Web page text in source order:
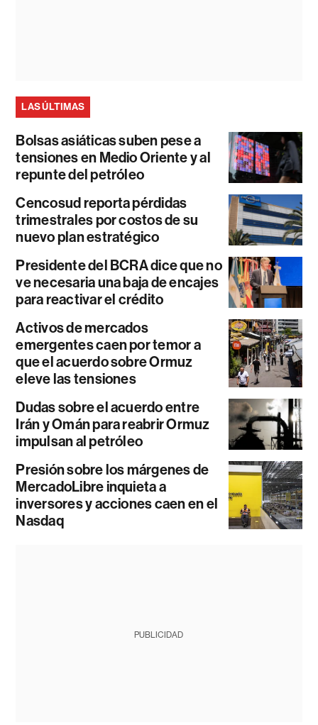
LAS ÚLTIMAS
Bolsas asiáticas suben pese a
tensiones en Medio Oriente y al
repunte del petróleo
Cencosud reporta pérdidas
trimestrales por costos de su
nuevo plan estratégico
Presidente del BCRA dice que no
ve necesaria una baja de encajes
para reactivar el crédito
Activos de mercados
emergentes caen por temor a
que el acuerdo sobre Ormuz
eleve las tensiones
Dudas sobre el acuerdo entre
Irán y Omán para reabrir Ormuz
impulsan al petróleo
Presión sobre los márgenes de
MercadoLibre inquieta a
inversores y acciones caen en el
Nasdaq
PUBLICIDAD